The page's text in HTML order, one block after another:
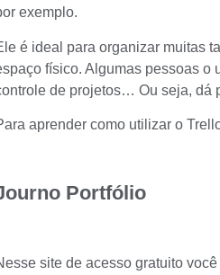
exemplo.
é ideal para organizar muitas
físico. Algumas pessoas o
de projetos… Ou seja, dá
aprender como utilizar o
Portfólio
site de acesso gratuito